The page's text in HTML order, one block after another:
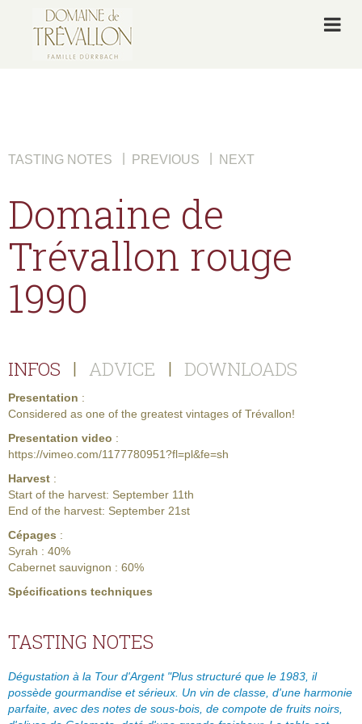
TASTING NOTES PREVIOUS NEXT
Domaine de
Trévallon rouge
1990
INFOS ADVICE DOWNLOADS
Presentation :
Considered as one of the greatest vintages of Trévallon!
Presentation video :
https://vimeo.com/1177780951?fl=pl&fe=sh
Harvest :
Start of the harvest: September 11th
End of the harvest: September 21st
Cépages :
Syrah : 40%
Cabernet sauvignon : 60%
Spécifications techniques
TASTING NOTES
Dégustation à la Tour d'Argent "Plus structuré que le 1983, il
possède gourmandise et sérieux. Un vin de classe, d'une harmonie
parfaite, avec des notes de sous-bois, de compote de fruits noirs,